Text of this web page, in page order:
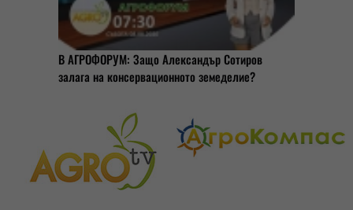
В АГРОФОРУМ: Защо Александър Сотиров
залага на консервационното земеделие?